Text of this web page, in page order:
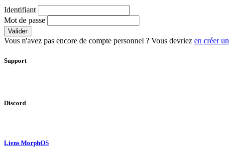
Identifiant
Mot de passe
Valider
Vous n'avez pas encore de compte personnel ? Vous devriez en créer un
Support
Discord
Liens MorphOS